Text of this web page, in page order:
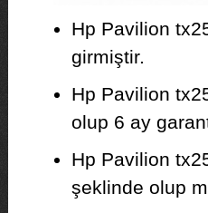
Hp Pavilion
girmiştir.
Hp Pavilion
olup 6 ay
Hp Pavilion
şeklinde olup